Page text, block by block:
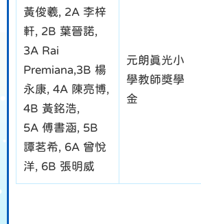
黃俊羲, 2A 李梓
軒, 2B 葉晉諾,
3A Rai
Premiana,3B 楊
永康, 4A 陳亮博,
4B 黃銘浩,
5A 傅書涵, 5B
譚茗希, 6A 曾悅
洋, 6B 張明威
元朗真光小
學教師獎學
金